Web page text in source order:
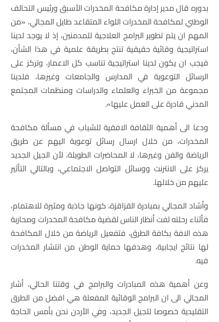
بدوره قال مدير إدارة مكافحة المخدرات الأسبق ورئيس التحالف
الوطني لمكافحة المخدرات اللواء المتقاعد طايل المجالي، «من
المهم ان يتم تطوير البرامج العلاجية للمدمنين، إذ لا يوجد لدينا
استراتيجية وقائية حقيقية تنتج بطريقة علمية في هذا الشأن،
فيجب ان يكون لدينا استراتيجية تناسب كل الاعمار، وتركز على
الرسائل التوعوية في المدارس والجامعات وغيرها، فلدينا
مجموعة من الخبراء والعلماء والدراسات ومنظمات المجتمع
المدني قادرة على العمل عليها».
ودعا الى أهمية الثقافة الافقية للشباب في مسألة مكافحة
المخدرات، من خلال ارسال رسائل توعوية اليهم عن طريق
الرياضة والفن وغيرها، لا المحاضرات الطويلة، لأن الجيل الجديد
يركز على الانترنت ووسائل التواصل الاجتماعي، وبالتالي التأثير
عليهم من خلالها.
وأشاد المجالي بمبادرة القزاقزة، كونها جاذبة ومثيرة للاهتمام،
فأثناء رحلته لفت أنظار الناس لقضية مكافحة المخدرات ومحاربة
هذه الافة بكافة الطرق، فتفعيل الرياضة من خلال المكافحة
لها نتائج ايجابية، وهدفها حماية الوطن من انتشار المخدرات
فيه.
وعن أهمية هذه المبادرات والبرامج في وقتنا الحالي، أشار
المجالي الى ان البرامج الوقائية المفعلة هي افضل من الطرق
التقليدية خصوصا للجيل الجديد، وفي الأردن نحن بأمس الحاجة